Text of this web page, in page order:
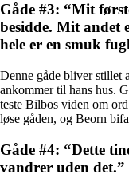
Gåde #3: “Mit
besidde. Mit andet
hele er en smuk
Denne gåde bliver stillet
ankommer til hans hus.
teste Bilbos viden om
løse gåden, og Beorn
Gåde #4: “Dette
vandrer uden det.”